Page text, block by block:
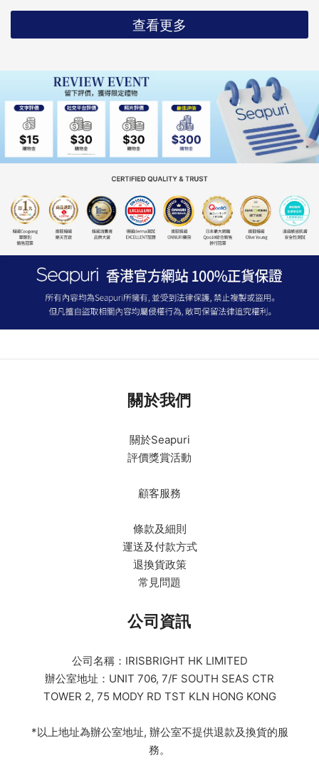
查看更多
關於我們
關於Seapuri
評價獎賞活動
顧客服務
條款及細則
運送及付款方式
退換貨政策
常見問題
公司資訊
公司名稱：IRISBRIGHT HK LIMITED
辦公室地址：UNIT 706, 7/F SOUTH SEAS CTR
TOWER 2, 75 MODY RD TST KLN HONG KONG
*以上地址為辦公室地址, 辦公室不提供退款及換貨的服
務。